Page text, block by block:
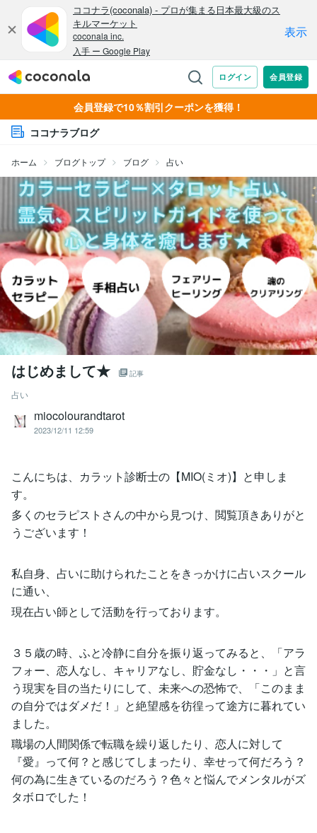
会員登録で10％割引クーポンを獲得！
ココナラブログ
ホーム ブログトップ ブログ 占い
はじめまして★ 記事
占い
miocolourandtarot
2023/12/11 12:59
こんにちは、カラット診断士の【MIO(ミオ)】と申しま
す。
多くのセラピストさんの中から見つけ、閲覧頂きありがと
うございます！
私自身、占いに助けられたことをきっかけに占いスクール
に通い、
現在占い師として活動を行っております。
３５歳の時、ふと冷静に自分を振り返ってみると、「アラ
フォー、恋人なし、キャリアなし、貯金なし・・・」と言
う現実を目の当たりにして、未来への恐怖で、「このまま
の自分ではダメだ！」と絶望感を彷徨って途方に暮れてい
ました。
職場の人間関係で転職を繰り返したり、恋人に対して
『愛』って何？と感じてしまったり、幸せって何だろう？
何の為に生きているのだろう？色々と悩んでメンタルがズ
タボロでした！